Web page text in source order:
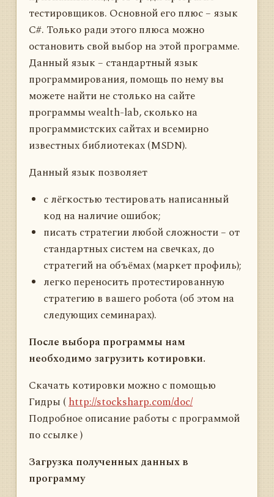
тестировщиков. Основной его плюс – язык
C#. Только ради этого плюса можно
остановить свой выбор на этой программе.
Данный язык – стандартный язык
программирования, помощь по нему вы
можете найти не столько на сайте
программы wealth-lab, сколько на
программистских сайтах и всемирно
известных библиотеках (MSDN).
Данный язык позволяет
с лёгкостью тестировать написанный
код на наличие ошибок;
писать стратегии любой сложности – от
стандартных систем на свечках, до
стратегий на объёмах (маркет профиль);
легко переносить протестированную
стратегию в вашего робота (об этом на
следующих семинарах).
После выбора программы нам
необходимо загрузить котировки.
Скачать котировки можно с помощью
Гидры (http://stocksharp.com/doc/
Подробное описание работы с программой
по ссылке )
Загрузка полученных данных в
программу